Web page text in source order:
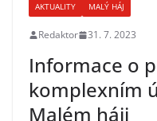
AKTUALITY MALÝ HÁJ
Redaktor 31. 7. 2023
Informace o
komplexním
Malém háji